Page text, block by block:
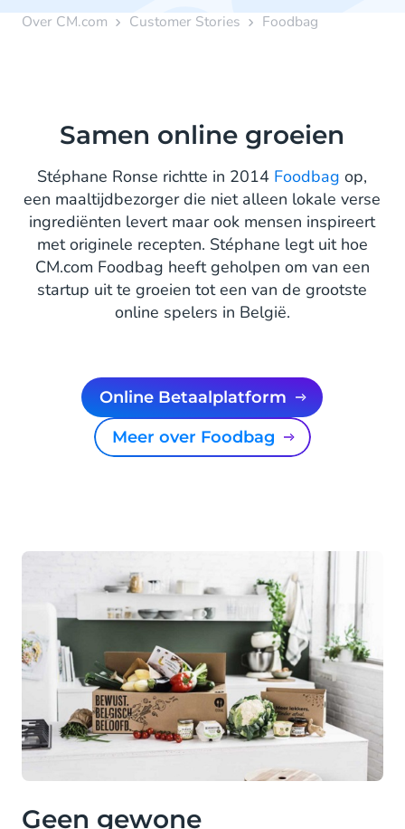
Over CM.com Customer Stories Foodbag
Samen online groeien
Stéphane Ronse richtte in 2014 Foodbag op,
een maaltijdbezorger die niet alleen lokale verse
ingrediënten levert maar ook mensen inspireert
met originele recepten. Stéphane legt uit hoe
CM.com Foodbag heeft geholpen om van een
startup uit te groeien tot een van de grootste
online spelers in België.
Online Betaalplatform
Meer over Foodbag
Geen gewone